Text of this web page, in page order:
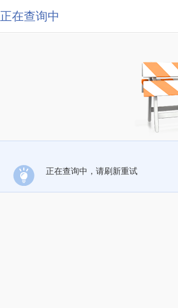
正在查询中
正在查询中，请刷新重试